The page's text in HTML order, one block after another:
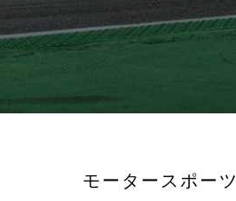
モータースポーツ